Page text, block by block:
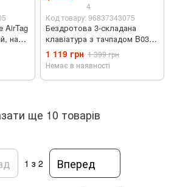
AirTag
набір
4
Код товару: 96837343075
Бездротова 3-складана
клавіатура з тачпадом B033
(Bluetooth, Чорний)
1 119 грн 1 399 грн
Немає в наявності
ще 10 товарів
1 з 2 Вперед